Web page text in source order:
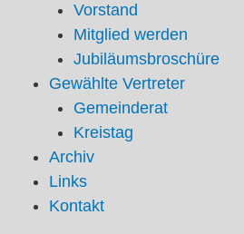
Vorstand
Mitglied werden
Jubiläumsbroschüre
Gewählte Vertreter
Gemeinderat
Kreistag
Archiv
Links
Kontakt